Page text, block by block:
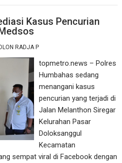
Kasus Pencurian
RADJA P
topmetro.news – Polres
Humbahas sedang
menangani kasus
pencurian yang terjadi di
Jalan Melanthon Siregar
Kelurahan Pasar
Doloksanggul
Kecamatan
sempat viral di Facebook dengan